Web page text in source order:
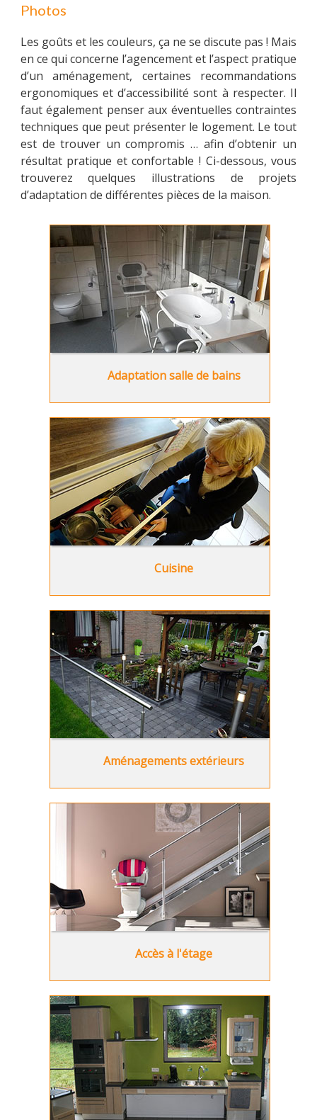
Photos
Les goûts et les couleurs, ça ne se discute pas ! Mais
en ce qui concerne l’agencement et l’aspect pratique
d’un aménagement, certaines recommandations
ergonomiques et d’accessibilité sont à respecter. Il
faut également penser aux éventuelles contraintes
techniques que peut présenter le logement. Le tout
est de trouver un compromis … afin d’obtenir un
résultat pratique et confortable ! Ci-dessous, vous
trouverez quelques illustrations de projets
d’adaptation de différentes pièces de la maison.
Adaptation salle de bains
Cuisine
Aménagements extérieurs
Accès à l'étage